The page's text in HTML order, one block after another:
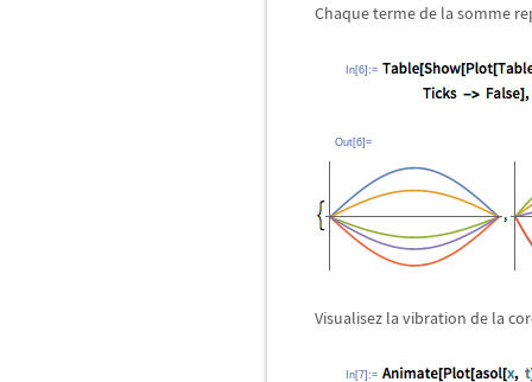
Chaque terme de la somme
In[6]:=
Out[6]=
Visualisez la vibration de la
In[7]:=